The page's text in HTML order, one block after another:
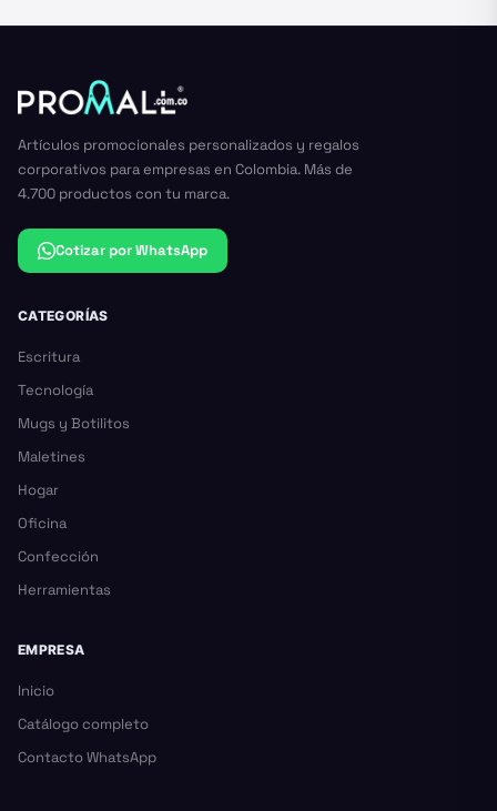
Artículos promocionales personalizados y regalos
corporativos para empresas en Colombia. Más de
4.700 productos con tu marca.
Cotizar por WhatsApp
CATEGORÍAS
Escritura
Tecnología
Mugs y Botilitos
Maletines
Hogar
Oficina
Confección
Herramientas
EMPRESA
Inicio
Catálogo completo
Contacto WhatsApp